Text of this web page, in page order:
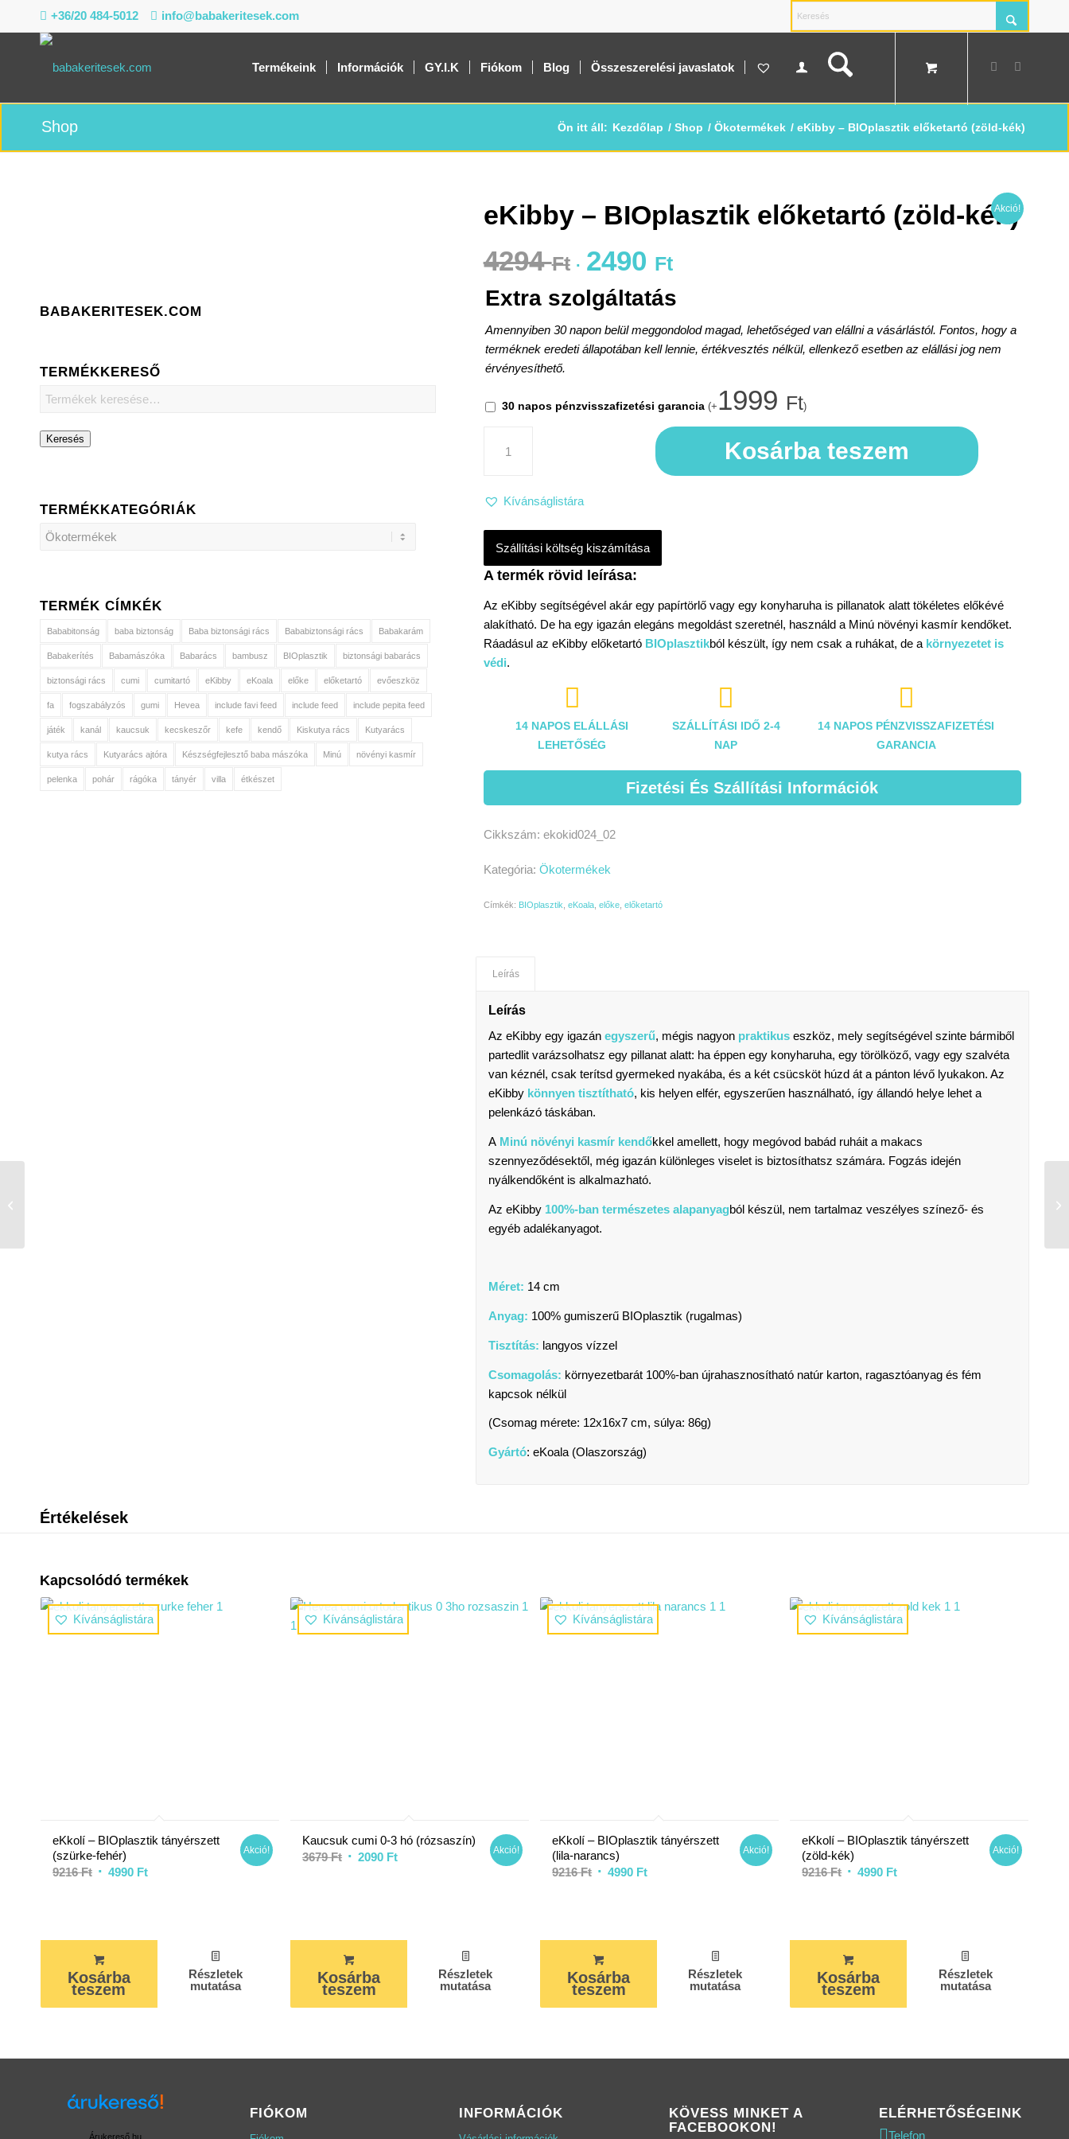
+36/20 484-5012 info@babakeritesek.com
Termékeink Információk GY.I.K Fiókom Blog Összeszerelési javaslatok
Shop Ön itt áll: Kezdőlap / Shop / Ökotermékek / eKibby – BIOplasztik előketartó (zöld-kék)
Akció!
BABAKERITESEK.COM
TERMÉKKERESŐ
Keresés
TERMÉKKATEGÓRIÁK
TERMÉK CÍMKÉK
Bababitonság baba biztonság Baba biztonsági rács Bababiztonsági rács Babakarám
Babakerítés Babamászóka Babarács bambusz BIOplasztik biztonsági babarács
biztonsági rács cumi cumitartó eKibby eKoala előke előketartó evőeszköz
fa fogszabályzós gumi Hevea include favi feed include feed include pepita feed
játék kanál kaucsuk kecskeszőr kefe kendő Kiskutya rács Kutyarács
kutya rács Kutyarács ajtóra Készségfejlesztő baba mászóka Minú növényi kasmír
pelenka pohár rágóka tányér villa étkészet
eKibby – BIOplasztik előketartó (zöld-kék)
4294Ft
Original
was:
2490 FtCurrent
is:
Az eKibby segítségével akár egy papírtörlő vagy egy konyharuha is pillanatok alatt tökéletes előkévé
alakítható. De ha egy igazán elegáns megoldást szeretnél, használd a Minú növényi kasmír kendőket.
Ráadásul az eKibby előketartó BIOplasztikból készült, így nem csak a ruhákat, de a környezetet is
védi.
Extra szolgáltatás
Amennyiben 30 napon belül meggondolod magad, lehetőséged van elállni a vásárlástól. Fontos, hogy a
terméknek eredeti állapotában kell lennie, értékvesztés nélkül, ellenkező esetben az elállási jog nem
érvényesíthető.
30 napos pénzvisszafizetési garancia (+ 1999 Ft)
Kosárba teszem
Kívánságlistára
Szállítási költség kiszámítása

14 NAPOS ELÁLLÁSI
LEHETŐSÉG

SZÁLLÍTÁSI IDŐ 2-4
NAP

14 NAPOS PÉNZVISSZAFIZETÉSI
GARANCIA
Fizetési És Szállítási Információk
Cikkszám: ekokid024_02
Kategória: Ökotermékek
Címkék: BIOplasztik eKoala, előke, előketartó
Leírás
Leírás
Az eKibby egy igazán egyszerű, mégis nagyon praktikuseszköz, mely segítségével szinte bármiből
partedlit varázsolhatsz egy pillanat alatt: ha éppen egy konyharuha, egy törölköző, vagy egy szalvéta
van kéznél, csak terítsd gyermeked nyakába, és a két csücsköt húzd át a pánton lévő lyukakon. Az
eKibby könnyen tisztítható, kis helyen elfér, egyszerűen használható, így állandó helye lehet a
pelenkázó táskában.
A Minú növényi kasmír kendőkkel amellett, hogy megóvod babád ruháit a makacs
szennyeződésektől, még igazán különleges viselet is biztosíthatsz számára. Fogzás idején
nyálkendőként is alkalmazható.
Az eKibby 100%-ban természetes alapanyagból készül, nem tartalmaz veszélyes színező- és
egyéb adalékanyagot.
Méret: 14 cm
Anyag: 100% gumiszerű BIOplasztik (rugalmas)
Tisztítás: langyos vízzel
Csomagolás: környezetbarát 100%-ban újrahasznosítható natúr karton, ragasztóanyag és fém
kapcsok nélkül
(Csomag mérete: 12x16x7 cm, súlya: 86g)
Gyártó: eKoala (Olaszország)
Értékelések
Kapcsolódó termékek
Kívánságlistára
eKkolí – BIOplasztik tányérszett
(szürke-fehér)
9216Ft Original
4990 FtCurrent
Akció!
Kosárba
teszem
Részletek
mutatása
Kívánságlistára
Kaucsuk cumi 0-3 hó (rózsaszín)
3679Ft Original
2090 FtCurrent
Akció!
Kosárba
teszem
Részletek
mutatása
Kívánságlistára
eKkolí – BIOplasztik tányérszett
(lila-narancs)
9216Ft Original
4990 FtCurrent
Akció!
Kosárba
teszem
Részletek
mutatása
Kívánságlistára
eKkolí – BIOplasztik tányérszett
(zöld-kék)
9216Ft Original
4990 FtCurrent
Akció!
Kosárba
teszem
Részletek
mutatása
Árukereső.hu
FIÓKOM INFORMÁCIÓK
KÖVESS MINKET A
FACEBOOKON!
ELÉRHETŐSÉGEINK
Telefon